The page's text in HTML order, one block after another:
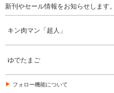
新刊やセール情報をお知らせします。
キン肉マン「超人」
ゆでたまご
フォロー機能について